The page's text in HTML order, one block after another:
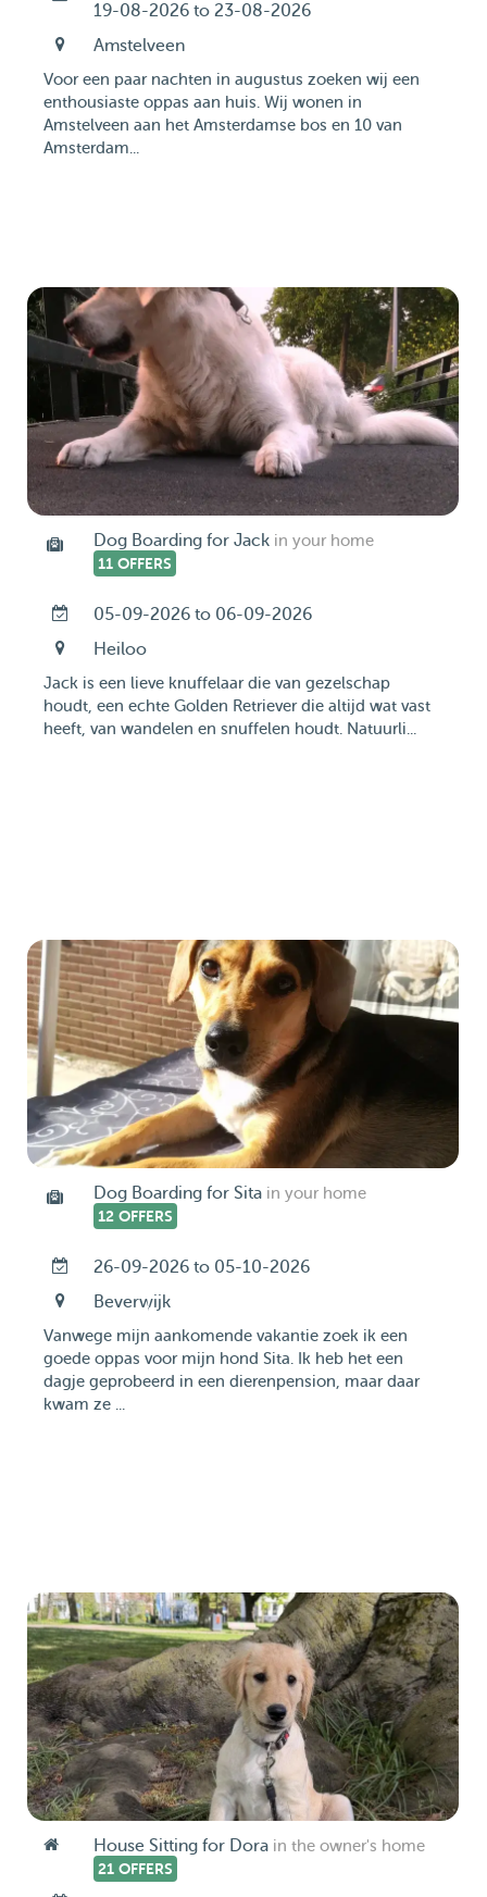
19-08-2026 to 23-08-2026
Amstelveen
Voor een paar nachten in augustus zoeken wij een
enthousiaste oppas aan huis. Wij wonen in
Amstelveen aan het Amsterdamse bos en 10 van
Amsterdam...
Dog Boarding for Jack in your home
11 OFFERS
05-09-2026 to 06-09-2026
Heiloo
Jack is een lieve knuffelaar die van gezelschap
houdt, een echte Golden Retriever die altijd wat vast
heeft, van wandelen en snuffelen houdt. Natuurli...
Dog Boarding for Sita in your home
12 OFFERS
26-09-2026 to 05-10-2026
Beverwijk
Vanwege mijn aankomende vakantie zoek ik een
goede oppas voor mijn hond Sita. Ik heb het een
dagje geprobeerd in een dierenpension, maar daar
kwam ze ...
House Sitting for Dora in the owner's home
21 OFFERS